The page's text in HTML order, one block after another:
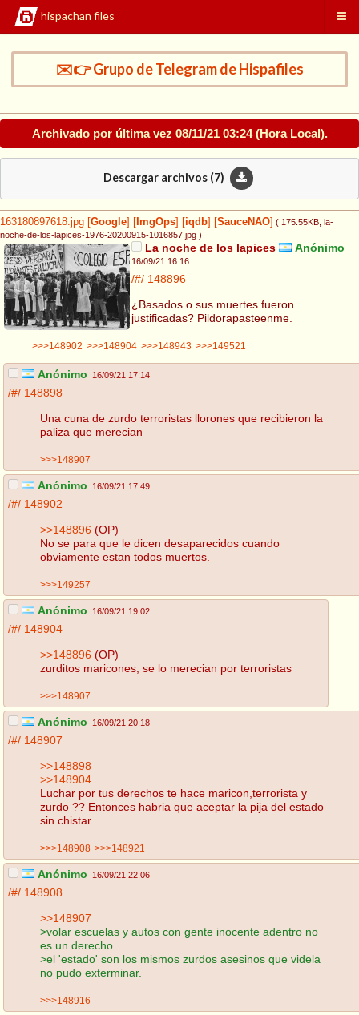
hispachan files
✉️👉 Grupo de Telegram de Hispafiles
Archivado por última vez 08/11/21 03:24(Hora Local).
Descargar archivos (7)
163180897618.jpg Google ImgOps iqdb SauceNAO ( 175.55KB , la-
noche-de-los-lapices-1976-20200915-1016857.jpg )
La noche de los lapices Anónimo
16/09/21 16:16
/#/ 148896
¿Basados o sus muertes fueron
justificadas? Pildorapasteenme.
>>>148902 >>>148904 >>>148943 >>>149521
Anónimo 16/09/21 17:14
/#/ 148898
Una cuna de zurdo terroristas llorones que recibieron la
paliza que merecian
>>>148907
Anónimo 16/09/21 17:49
/#/ 148902
>>148896 (OP)
No se para que le dicen desaparecidos cuando
obviamente estan todos muertos.
>>>149257
Anónimo 16/09/21 19:02
/#/ 148904
>>148896 (OP)
zurditos maricones, se lo merecian por terroristas
>>>148907
Anónimo 16/09/21 20:18
/#/ 148907
>>148898
>>148904
Luchar por tus derechos te hace maricon,terrorista y
zurdo ?? Entonces habria que aceptar la pija del estado
sin chistar
>>>148908 >>>148921
Anónimo 16/09/21 22:06
/#/ 148908
>>148907
>volar escuelas y autos con gente inocente adentro no
es un derecho.
>el 'estado' son los mismos zurdos asesinos que videla
no pudo exterminar.
>>>148916